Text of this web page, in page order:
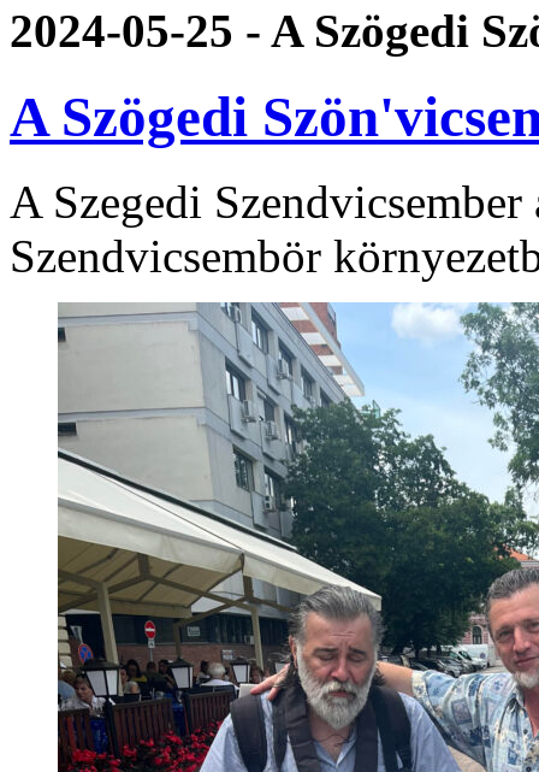
2024-05-25 - A Szögedi
A Szögedi
A Szegedi
Szendvicsembör